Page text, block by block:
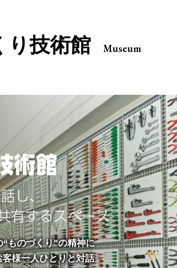
り技術館 Museum
ものづくり”の精神に
様一人ひとりと対話